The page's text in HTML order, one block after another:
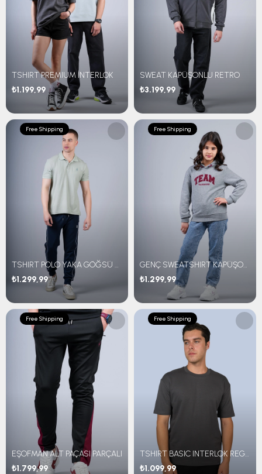
TSHIRT PREMIUM İNTERLOK
₺1.199,99
SWEAT KAPÜŞONLU RETRO
₺3.199,99
TSHIRT POLO YAKA GÖĞSÜ NAKIŞLI
₺1.299,99
Free Shipping
GENÇ SWEATSHIRT KAPÜŞONLU TEAM NAKIŞLI
₺1.299,99
Free Shipping
EŞOFMAN ALT PAÇASI PARÇALI
₺1.799,99
Free Shipping
TSHIRT BASIC INTERLOK REGULAR FİT
₺1.099,99
Free Shipping